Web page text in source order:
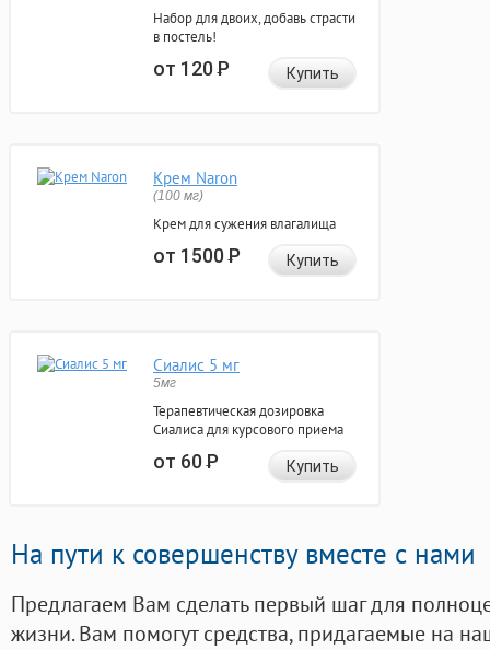
Набор для двоих, добавь страсти
в постель!
от 120Р Купить
Крем Naron
(100 мг)
Крем для сужения влагалища
от 1500Р Купить
Сиалис 5 мг
5мг
Терапевтическая дозировка
Сиалиса для курсового приема
от 60Р Купить
На пути к совершенству вместе с нами
Предлагаем Вам сделать первый шаг для
жизни. Вам помогут средства, придагаемые на